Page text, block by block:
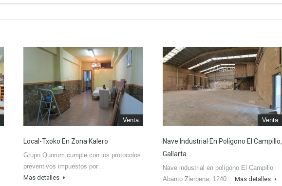
Venta
Local-Txoko En Zona Kalero
Grupo Quorum cumple con los protocolos
preventivos impuestos por…
Mas detalles
Venta
Nave Industrial En Polígono El Campillo,
Gallarta
Nave industrial en polígono El Campillo
Abanto Zierbena, 1240… Mas detalles